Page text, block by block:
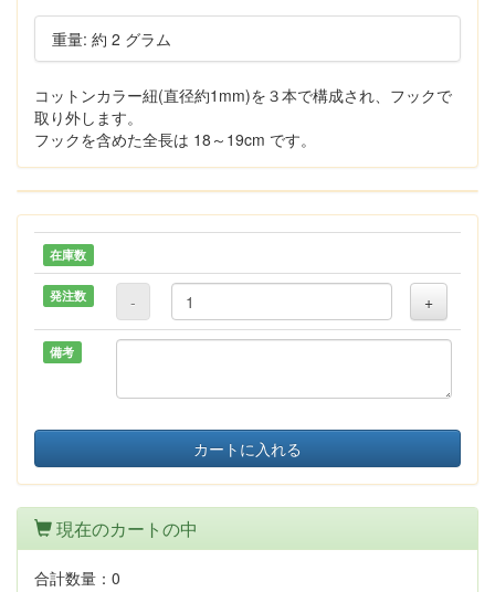
重量: 約 2 グラム
コットンカラー紐(直径約1mm)を３本で構成され、フックで
取り外します。
フックを含めた全長は 18～19cm です。
在庫数
発注数 - +
備考
カートに入れる
現在のカートの中
合計数量： 0